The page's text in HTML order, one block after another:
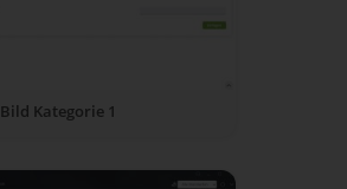
Bild Kategorie 1